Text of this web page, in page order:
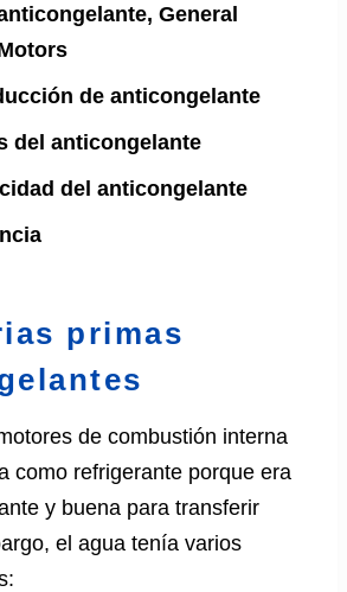
General
de anticongelante
del anticongelante
del anticongelante
primas
de combustión interna
como refrigerante porque era
y buena para transferir
el agua tenía varios